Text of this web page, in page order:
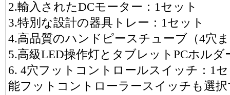
2.輸入されたDCモーター：1セット
3.特別な設計の器具トレー：1セット
4.高品質のハンドピースチューブ（4穴
5.高級LED操作灯とタブレットPCホルダ
6. 4穴フットコントロールスイッチ：1
能フットコントローラースイッチも選